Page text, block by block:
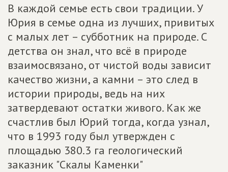
В каждой семье есть свои традиции. У
Юрия в семье одна из лучших, привитых
с малых лет – субботник на природе. С
детства он знал, что всё в природе
взаимосвязано, от чистой воды зависит
качество жизни, а камни – это след в
истории природы, ведь на них
затвердевают остатки живого. Как же
счастлив был Юрий тогда, когда узнал,
что в 1993 году был утвержден с
площадью 380.3 га геологический
заказник "Скалы Каменки"